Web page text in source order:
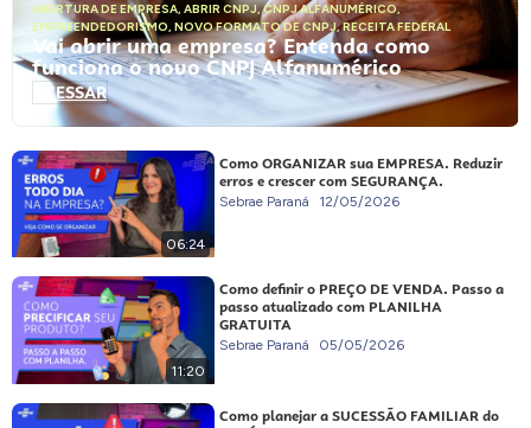
ABERTURA DE EMPRESA, ABRIR CNPJ,CNPJ ALFANUMÉRICO,
EMPREENDEDORISMO, NOVO FORMATO DE CNPJ,RECEITA FEDERAL
Vai abrir uma empresa? Entenda como
funciona o novo CNPJ Alfanumérico
ACESSAR
06:24
Como ORGANIZAR sua EMPRESA. Reduzir
erros e crescer com SEGURANÇA.
Sebrae Paraná 12/05/2026
11:20
Como definir o PREÇO DE VENDA. Passo a
passo atualizado com PLANILHA
GRATUITA
Sebrae Paraná 05/05/2026
Como planejar a SUCESSÃO FAMILIAR do